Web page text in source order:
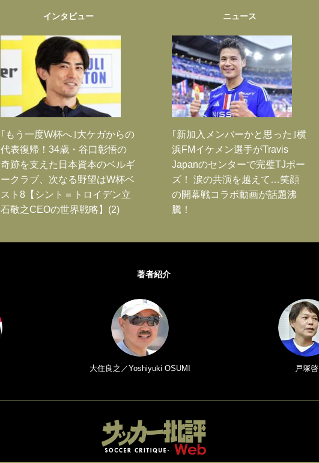
インタビュー
｢もう一度W杯へ｣大ケガからの
代表復帰！34歳・谷口彰悟の
奇跡を支えた日本資本のベルギ
ークラブ、次なる野望はW杯ベ
スト8【シント＝トロイデン立
石敬之CEOの世界戦略】(2)
ニュース
｢新加入メンバーかと思った｣横
浜FMイケメン選手がTravis
Japanのセンターで完璧TJポー
ズ！ 涙の共演を越えて…笑顔
の開幕戦コラボ動画が話題沸
騰！
著者紹介
大住良之／Yoshiyuki OSUMI 戸塚啓